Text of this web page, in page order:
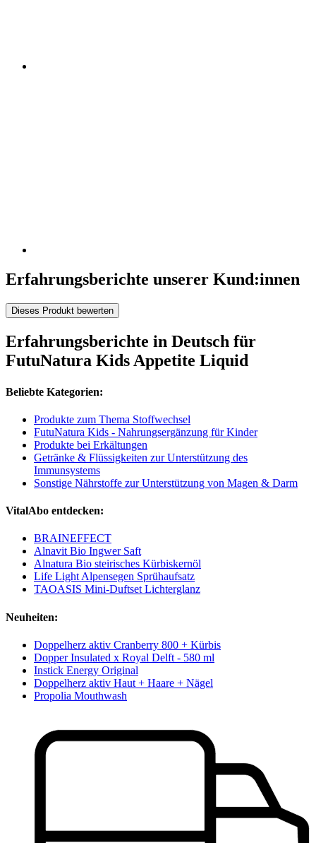
Erfahrungsberichte unserer Kund:innen
Dieses Produkt bewerten
Erfahrungsberichte in Deutsch für
FutuNatura Kids Appetite Liquid
Beliebte Kategorien:
Produkte zum Thema Stoffwechsel
FutuNatura Kids - Nahrungsergänzung für Kinder
Produkte bei Erkältungen
Getränke & Flüssigkeiten zur Unterstützung des
Immunsystems
Sonstige Nährstoffe zur Unterstützung von Magen & Darm
VitalAbo entdecken:
BRAINEFFECT
Alnavit Bio Ingwer Saft
Alnatura Bio steirisches Kürbiskernöl
Life Light Alpensegen Sprühaufsatz
TAOASIS Mini-Duftset Lichterglanz
Neuheiten:
Doppelherz aktiv Cranberry 800 + Kürbis
Dopper Insulated x Royal Delft - 580 ml
Instick Energy Original
Doppelherz aktiv Haut + Haare + Nägel
Propolia Mouthwash